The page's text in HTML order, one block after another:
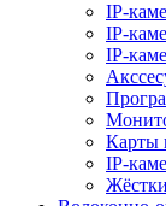
IP-
IP-
IP-
Карты
IP-